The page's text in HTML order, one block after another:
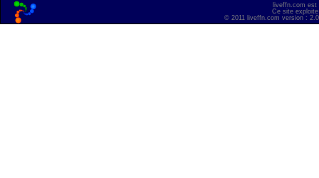
liveffn.com est
Ce site
© 2011 liveffn.com version :